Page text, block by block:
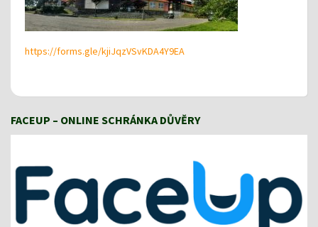
https://forms.gle/kjiJqzVSvKDA4Y9EA
FACEUP – ONLINE SCHRÁNKA DŮVĚRY